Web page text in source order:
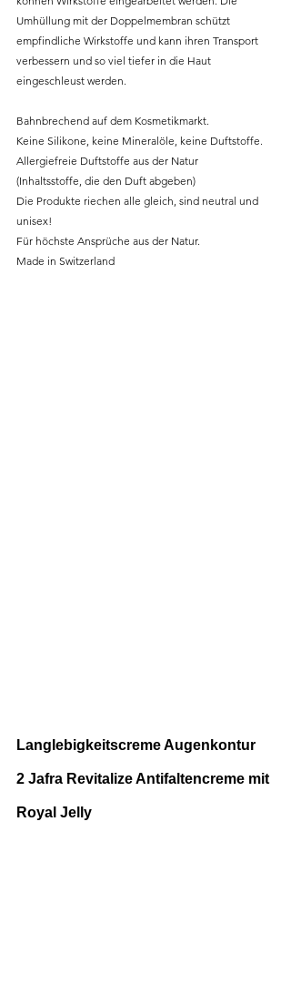
Umhüllung mit der Doppelmembran schützt
empfindliche Wirkstoffe und kann ihren Transport
verbessern und so viel tiefer in die Haut
eingeschleust werden.
Bahnbrechend auf dem Kosmetikmarkt.
Keine Silikone, keine Mineralöle, keine Duftstoffe.
Allergiefreie Duftstoffe aus der Natur
(Inhaltsstoffe, die den Duft abgeben)
Die Produkte riechen alle gleich, sind neutral und
unisex!
Für höchste Ansprüche aus der Natur.
​Made in Switzerland
Langlebigkeitscreme Augenkontur
2 Jafra Revitalize Antifaltencreme mit
Royal Jelly